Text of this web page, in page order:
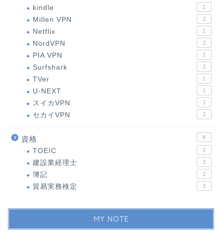
kindle 1
Millen VPN 2
Netflix 1
NordVPN 2
PIA VPN 2
Surfshark 2
TVer 1
U-NEXT 1
スイカVPN 1
セカイVPN 2
資格 8
TOEIC 2
建設業経理士 2
簿記 2
貿易実務検定 2
MY NOTE